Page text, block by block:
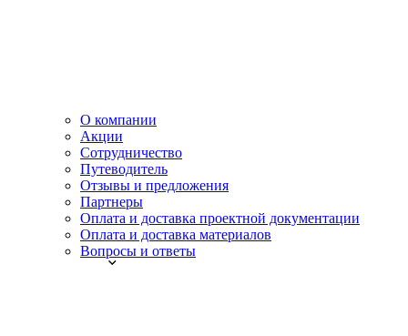
О компании
Акции
Сотрудничество
Путеводитель
Отзывы и предложения
Партнеры
Оплата и доставка проектной документации
Оплата и доставка материалов
Вопросы и ответы